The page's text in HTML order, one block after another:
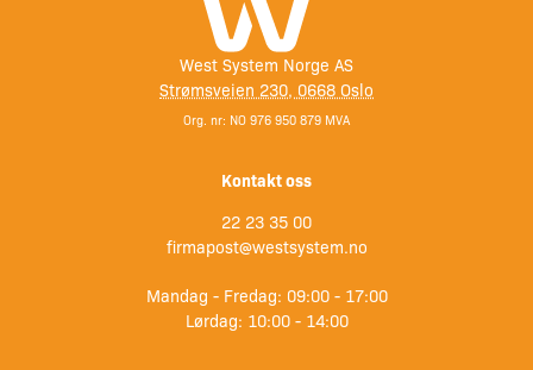
West System Norge AS
Strømsveien 230, 0668 Oslo
Org. nr: NO 976 950 879 MVA
Kontakt oss
22 23 35 00
firmapost@westsystem.no
Mandag - Fredag: 09:00 - 17:00
Lørdag: 10:00 - 14:00